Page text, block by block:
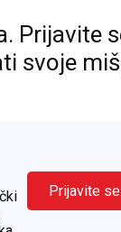
Prijavite
svoje
Prijavite se